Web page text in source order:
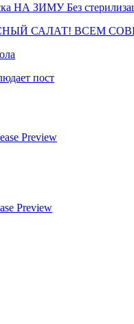
ЗИМУ Без
САЛАТ! ВСЕМ
пост
Preview
Preview